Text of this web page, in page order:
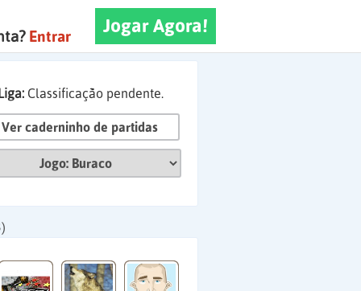
Jogar Agora!
Entrar
Classificação pendente.
Ver caderninho de partidas